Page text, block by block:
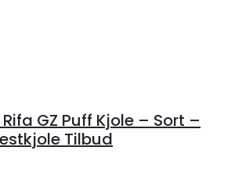
GZ Puff Kjole – Sort –
Tilbud